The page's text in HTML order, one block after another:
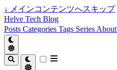
↓ メインコンテンツへスキップ
Helve Tech Blog
Posts Categories Tags Series About